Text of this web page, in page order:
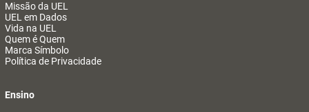
Missão da UEL
UEL em Dados
Vida na UEL
Quem é Quem
Marca Símbolo
Política de Privacidade
Ensino